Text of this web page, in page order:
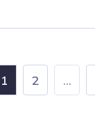
1 2 ...